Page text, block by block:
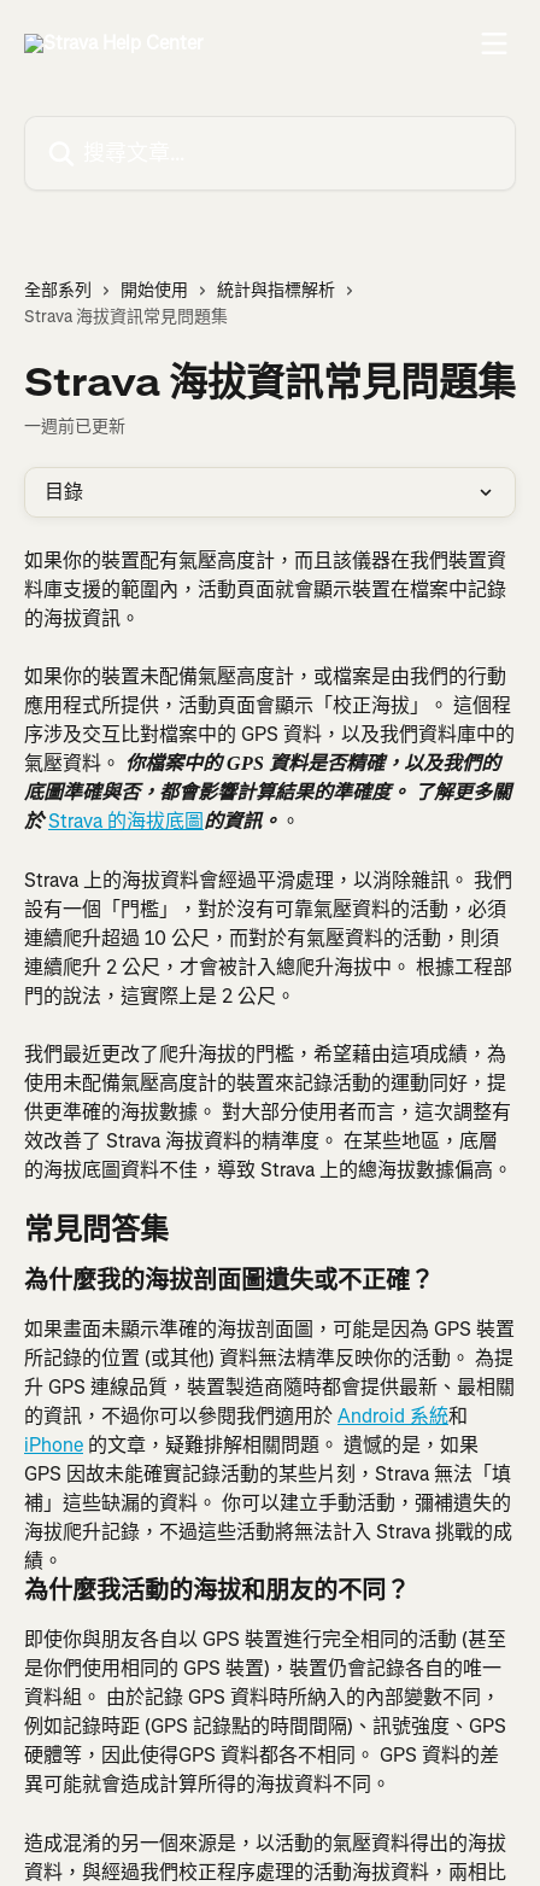
全部系列 開始使用
統計與指標解析
Strava 海拔資訊常見問題集
Strava 海拔資訊常見問題集
一週前已更新
目錄
如果你的裝置配有氣壓高度計，而且該儀器在我們裝置資
料庫支援的範圍內，活動頁面就會顯示裝置在檔案中記錄
的海拔資訊。
如果你的裝置未配備氣壓高度計，或檔案是由我們的行動
應用程式所提供，活動頁面會顯示「校正海拔」。 這個程
序涉及交互比對檔案中的 GPS 資料，以及我們資料庫中的
氣壓資料。
你檔案中的 GPS 資料是否精確，以及我們的
底圖準確與否，都會影響計算結果的準確度。 了解更多關
於 Strava 的海拔底圖的資訊。 。
Strava 上的海拔資料會經過平滑處理，以消除雜訊。 我們
設有一個「門檻」，對於沒有可靠氣壓資料的活動，必須
連續爬升超過 10 公尺，而對於有氣壓資料的活動，則須
連續爬升 2 公尺，才會被計入總爬升海拔中。 根據工程部
門的說法，這實際上是 2 公尺。
我們最近更改了爬升海拔的門檻，希望藉由這項成績，為
使用未配備氣壓高度計的裝置來記錄活動的運動同好，提
供更準確的海拔數據。 對大部分使用者而言，這次調整有
效改善了 Strava 海拔資料的精準度。 在某些地區，底層
的海拔底圖資料不佳，導致 Strava 上的總海拔數據偏高。
常見問答集
為什麼我的海拔剖面圖遺失或不正確？
如果畫面未顯示準確的海拔剖面圖，可能是因為 GPS 裝置
所記錄的位置 (或其他) 資料無法精準反映你的活動。 為提
升 GPS 連線品質，裝置製造商隨時都會提供最新、最相關
的資訊，不過你可以參閱我們適用於 Android 系統和
iPhone 的文章，疑難排解相關問題。 遺憾的是，如果
GPS 因故未能確實記錄活動的某些片刻，Strava 無法「填
補」這些缺漏的資料。 你可以建立手動活動，彌補遺失的
海拔爬升記錄，不過這些活動將無法計入 Strava 挑戰的成
績。
為什麼我活動的海拔和朋友的不同？
即使你與朋友各自以 GPS 裝置進行完全相同的活動 (甚至
是你們使用相同的 GPS 裝置)，裝置仍會記錄各自的唯一
資料組。 由於記錄 GPS 資料時所納入的內部變數不同，
例如記錄時距 (GPS 記錄點的時間間隔)、訊號強度、GPS
硬體等，因此使得GPS 資料都各不相同。 GPS 資料的差
異可能就會造成計算所得的海拔資料不同。
造成混淆的另一個來源是，以活動的氣壓資料得出的海拔
資料，與經過我們校正程序處理的活動海拔資料，兩相比